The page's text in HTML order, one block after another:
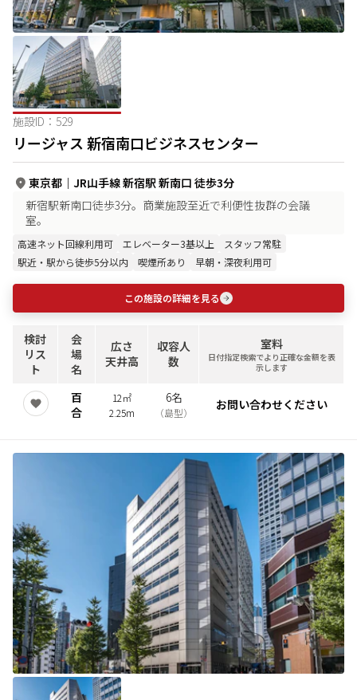
施設ID： 529
リージャス 新宿南口ビジネスセンター
東京都 ｜ JR山手線 新宿駅 新南口 徒歩3分
新宿駅新南口徒歩3分。商業施設至近で利便性抜群の会議
室。
高速ネット回線利用可 エレベーター3基以上
スタッフ常駐
駅近・駅から徒歩5分以内
喫煙所あり 早朝・深夜利用可
この施設の詳細を見る
検討
リス
ト
会
場
名
広さ
天井高
収容人
数
室料
日付指定検索でより正確な金額を表
示します
百
合
12㎡
2.25m
6名
（島型）
お問い合わせください